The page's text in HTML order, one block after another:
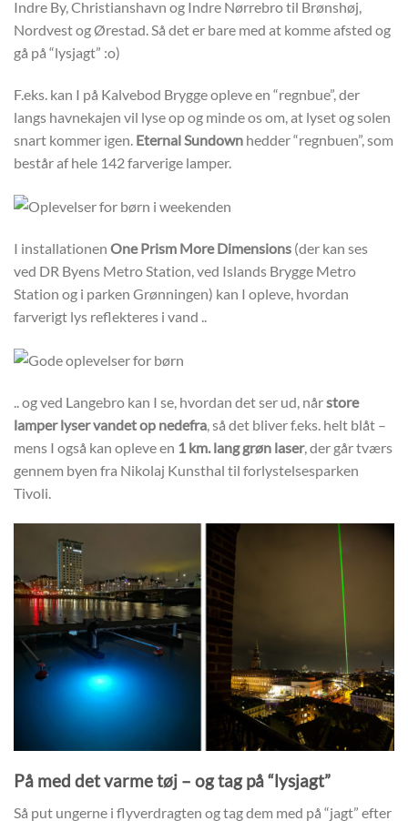
Indre By, Christianshavn og Indre Nørrebro til Brønshøj,
Nordvest og Ørestad. Så det er bare med at komme afsted og
gå på “lysjagt” :o)
F.eks. kan I på Kalvebod Brygge opleve en “regnbue”, der
langs havnekajen vil lyse op og minde os om, at lyset og solen
snart kommer igen. Eternal Sundown hedder “regnbuen”, som
består af hele 142 farverige lamper.
I installationen One Prism More Dimensions (der kan ses
ved DR Byens Metro Station, ved Islands Brygge Metro
Station og i parken Grønningen) kan I opleve, hvordan
farverigt lys reflekteres i vand ..
.. og ved Langebro kan I se, hvordan det ser ud, nårstore
lamper lyser vandet op nedefra , så det bliver f.eks. helt blåt –
mens I også kan opleve en 1 km. lang grøn laser, der går tværs
gennem byen fra Nikolaj Kunsthal til forlystelsesparken
Tivoli.
På med det varme tøj – og tag på “lysjagt”
Så put ungerne i flyverdragten og tag dem med på “jagt” efter